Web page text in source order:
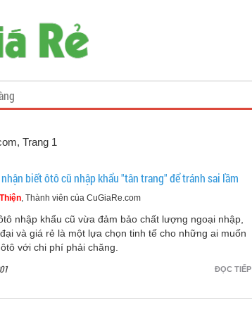
, Trang 1
nhận biết ôtô cũ nhập khẩu "tân trang" để tránh sai lầm
, Thành viên của CuGiaRe.com
nhập khẩu cũ vừa đảm bảo chất lượng ngoại nhập,
và giá rẻ là một lựa chọn tinh tế cho những ai muốn
với chi phí phải chăng.
ĐỌC TIẾP